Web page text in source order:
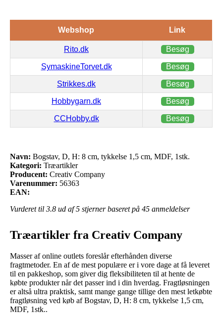
Webshop Link
Rito.dk Besøg
SymaskineTorvet.dk Besøg
Strikkes.dk Besøg
Hobbygarn.dk Besøg
CCHobby.dk Besøg
Navn: Bogstav, D, H: 8 cm, tykkelse 1,5 cm, MDF, 1stk.
Kategori: Træartikler
Producent: Creativ Company
Varenummer: 56363
EAN:
Vurderet til 3.8 ud af 5 stjerner baseret på 45 anmeldelser
Træartikler fra Creativ Company
Masser af online outlets foreslår efterhånden diverse
fragtmetoder. En af de mest populære er i vore dage at få leveret
til en pakkeshop, som giver dig fleksibiliteten til at hente de
købte produkter når det passer ind i din hverdag. Fragtløsningen
er altså ultra praktisk, samt mange gange tillige den mest letkøbte
fragtløsning ved køb af Bogstav, D, H: 8 cm, tykkelse 1,5 cm,
MDF, 1stk..